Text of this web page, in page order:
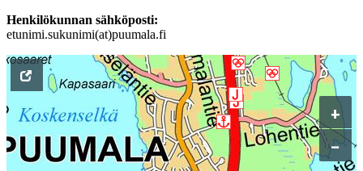
Henkilökunnan sähköposti:
etunimi.sukunimi(at)puumala.fi